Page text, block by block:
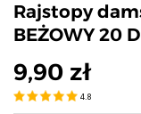
Rajstopy
BEŻOWY 20
9,90 zł
4.8